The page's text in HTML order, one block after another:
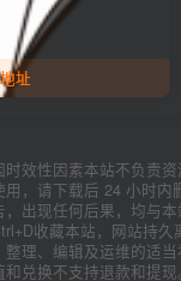
址
效性因素本站不负责资
，请下载后 24 小时内
出现任何后果，均与本
收藏本站，网站持久
理、编辑及运维的适
兑换不支持退款和提现。